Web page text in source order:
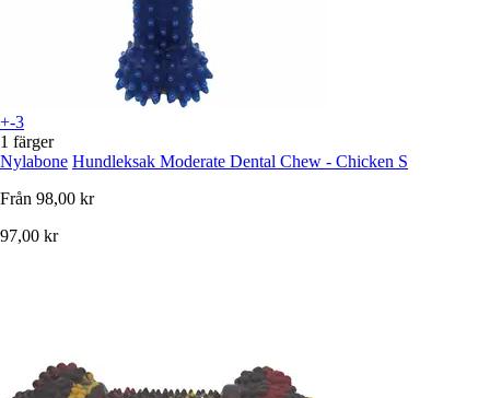
+-3
1 färger
Nylabone Hundleksak Moderate Dental Chew - Chicken S
Från 98,00 kr
97,00 kr